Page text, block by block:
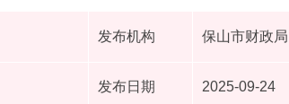
发布机构 保山市财政局
发布日期 2025-09-24